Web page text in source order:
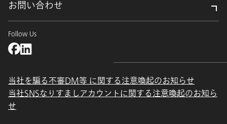
お問い合わせ
Follow Us
当社を騙る不審DM等 に関する注意喚起のお知らせ
当社SNSなりすましアカウントに関する注意喚起のお知ら
せ